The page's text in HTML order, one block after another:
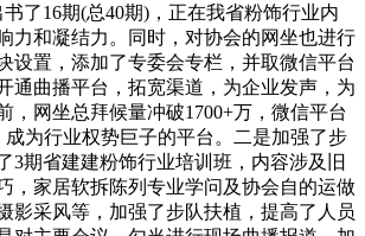
了16期(总40期)，正在我省粉饰行业内
力和凝结力。同时，对协会的网坐也进行
设置，添加了专委会专栏，并取微信平台
通曲播平台，拓宽渠道，为企业发声，为
，网坐总拜候量冲破1700+万，微信平台
成为行业权势巨子的平台。二是加强了步
3期省建建粉饰行业培训班，内容涉及旧
，家居软拆陈列专业学问及协会自的运做
影采风等，加强了步队扶植，提高了人员